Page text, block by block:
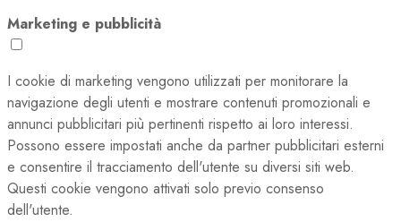
Marketing e pubblicità
I cookie di marketing vengono utilizzati per monitorare la
navigazione degli utenti e mostrare contenuti promozionali e
annunci pubblicitari più pertinenti rispetto ai loro interessi.
Possono essere impostati anche da partner pubblicitari esterni
e consentire il tracciamento dell'utente su diversi siti web.
Questi cookie vengono attivati solo previo consenso
dell'utente.